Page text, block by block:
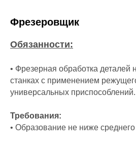
Фрезеровщик
Обязанности:
• Фрезерная обработка деталей
станках с применением
универсальных приспособлений.
Требования:
• Образование не ниже